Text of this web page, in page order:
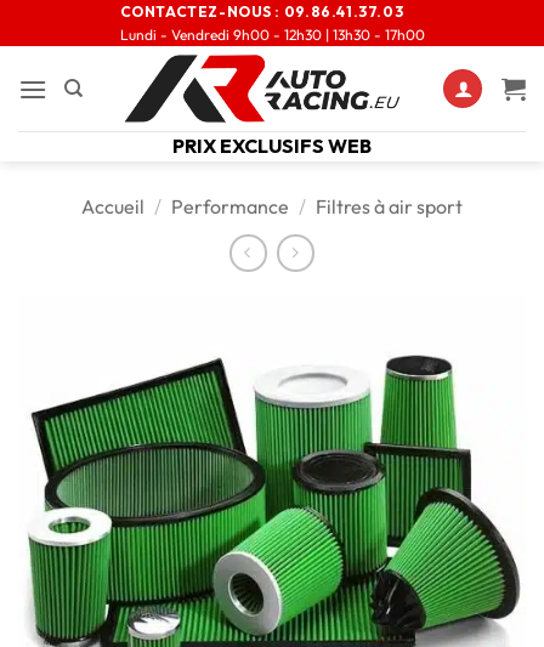
CONTACTEZ-NOUS : 09.86.41.37.03
Lundi - Vendredi 9h00 - 12h30 | 13h30 - 17h00
PRIX EXCLUSIFS WEB
Accueil / Performance / Filtres à air sport